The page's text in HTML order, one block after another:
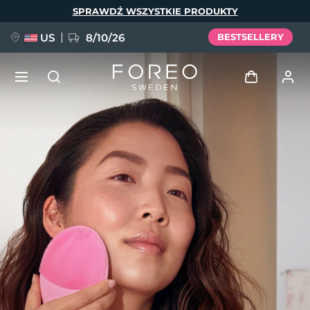
SPRAWDŹ WSZYSTKIE PRODUKTY
US 8/10/26 BESTSELLERY
Profil użytkownika
Moje urządzenia
Moje zamówienia
Moje adresy
Moje subskrypcje
NOWOŚĆ
FAQ™ Pure Beauty-Tech Elixir
BREAKING NEWS
issa™ Teeth Whitening Set
Język
English Deutsch
Español
Français
Italiano
Português
Polski
Svenska
Русский
Türkçe
简体中文 繁體中文